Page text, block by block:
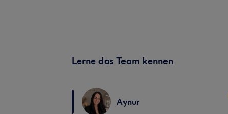
Lerne das Team kennen
Aynur